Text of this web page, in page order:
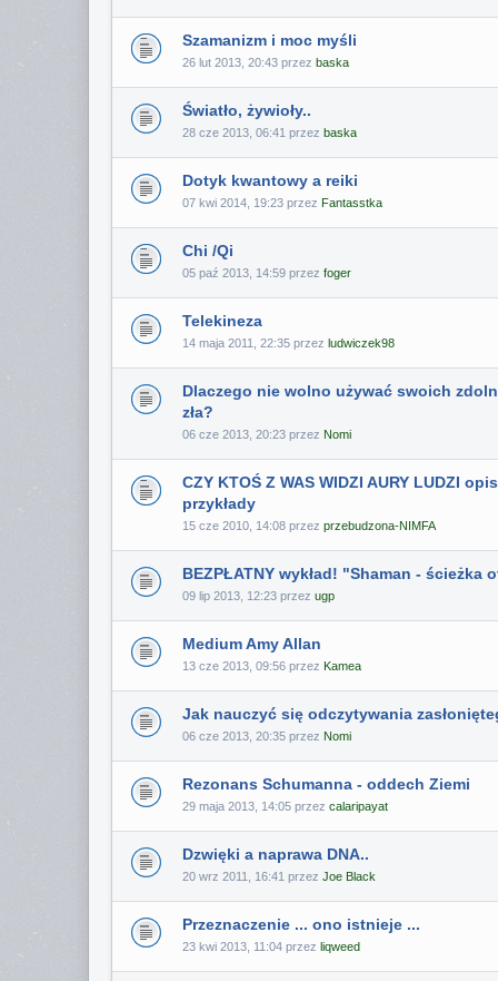
Szamanizm i moc myśli
26 lut 2013, 20:43 przez baska
Światło, żywioły..
28 cze 2013, 06:41 przez baska
Dotyk kwantowy a reiki
07 kwi 2014, 19:23 przez Fantasstka
Chi /Qi
05 paź 2013, 14:59 przez foger
Telekineza
14 maja 2011, 22:35 przez ludwiczek98
Dlaczego nie wolno używać swoich
zła?
06 cze 2013, 20:23 przez Nomi
CZY KTOŚ Z WAS WIDZI AURY LUDZI
przykłady
15 cze 2010, 14:08 przez przebudzona-NIMFA
BEZPŁATNY wykład! "Shaman - ścieżka
09 lip 2013, 12:23 przez ugp
Medium Amy Allan
13 cze 2013, 09:56 przez Kamea
Jak nauczyć się odczytywania
06 cze 2013, 20:35 przez Nomi
Rezonans Schumanna - oddech Ziemi
29 maja 2013, 14:05 przez calaripayat
Dzwięki a naprawa DNA..
20 wrz 2011, 16:41 przez Joe Black
Przeznaczenie ... ono istnieje ...
23 kwi 2013, 11:04 przez liqweed